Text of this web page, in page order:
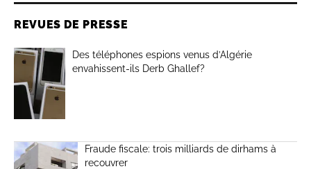
REVUES DE PRESSE
Des téléphones espions venus d’Algérie
envahissent-ils Derb Ghallef?
Fraude fiscale: trois milliards de dirhams à
recouvrer